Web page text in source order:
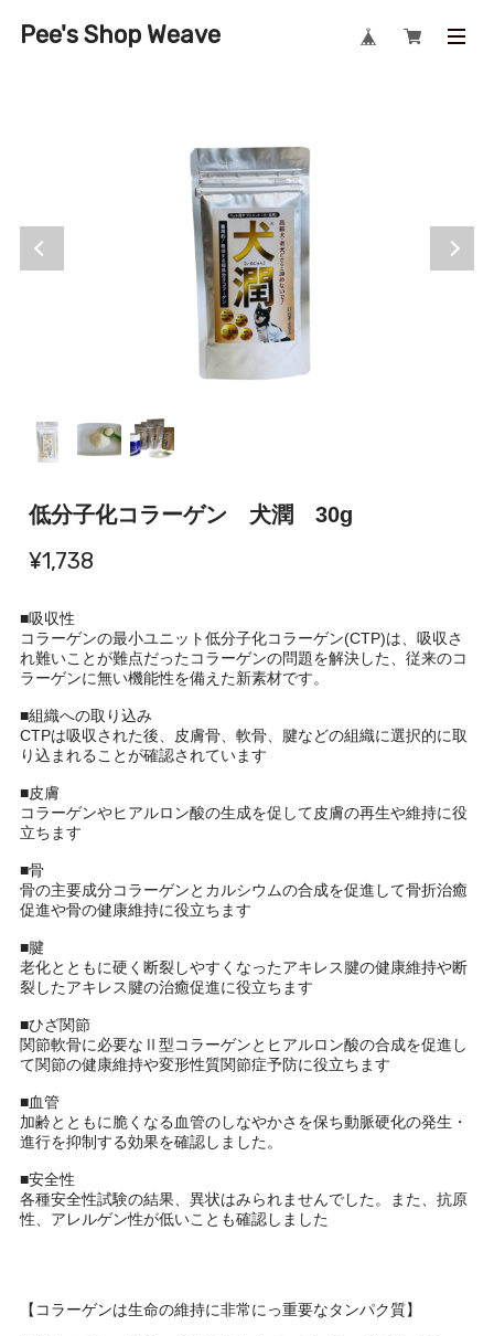
Pee's Shop Weave
低分子化コラーゲン 犬潤 30g
¥1,738
■吸収性
コラーゲンの最小ユニット低分子化コラーゲン(CTP)は、吸収さ
れ難いことが難点だったコラーゲンの問題を解決した、従来のコ
ラーゲンに無い機能性を備えた新素材です。
■組織への取り込み
CTPは吸収された後、皮膚骨、軟骨、腱などの組織に選択的に取
り込まれることが確認されています
■皮膚
コラーゲンやヒアルロン酸の生成を促して皮膚の再生や維持に役
立ちます
■骨
骨の主要成分コラーゲンとカルシウムの合成を促進して骨折治癒
促進や骨の健康維持に役立ちます
■腱
老化とともに硬く断裂しやすくなったアキレス腱の健康維持や断
裂したアキレス腱の治癒促進に役立ちます
■ひざ関節
関節軟骨に必要なⅡ型コラーゲンとヒアルロン酸の合成を促進し
て関節の健康維持や変形性質関節症予防に役立ちます
■血管
加齢とともに脆くなる血管のしなやかさを保ち動脈硬化の発生・
進行を抑制する効果を確認しました。
■安全性
各種安全性試験の結果、異状はみられませんでした。また、抗原
性、アレルゲン性が低いことも確認しました
【コラーゲンは生命の維持に非常にっ重要なタンパク質】